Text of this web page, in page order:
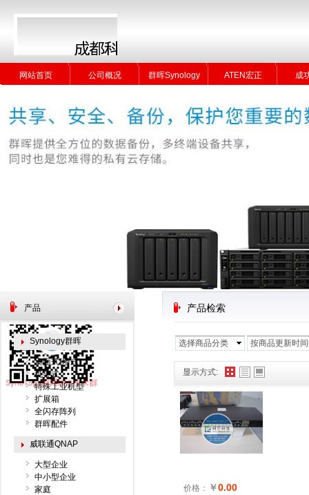
网站首页 公司概况 群晖Synology ATEN宏正 成
网站首页 公司概况 群晖Synology ATEN宏正 成
显示方式:
价格： ￥0.00
产品检索
选择商品分类 按商品更新时
产品
Synology群晖
桌面式(塔式)
机架式
特殊工业机型
扩展箱
全闪存阵列
群晖配件
威联通QNAP
大型企业
中小型企业
家庭